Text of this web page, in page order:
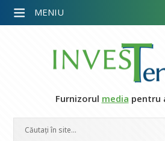
Furnizorul media pentru
MENIU